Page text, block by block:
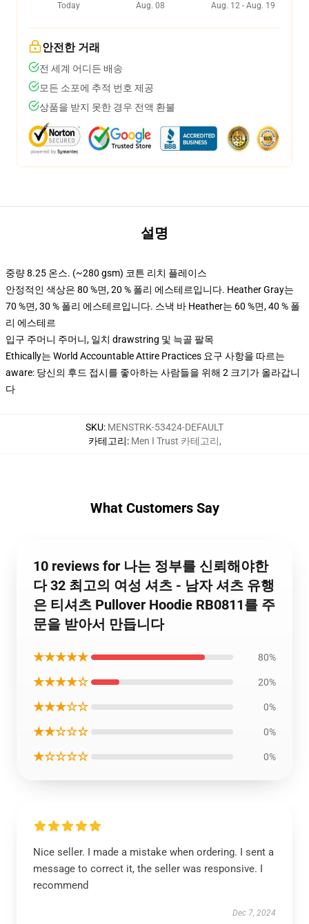
Today
Aug. 08
Aug. 12 - Aug. 19
안전한 거래
전 세계 어디든 배송
모든 소포에 추적 번호 제공
상품을 받지 못한 경우 전액 환불
설명
중량 8.25 온스. (~280 gsm) 코튼 리치 플레이스
안정적인 색상은 80 %면, 20 % 폴리 에스테르입니다. Heather Gray는
70 %면, 30 % 폴리 에스테르입니다. 스낵 바 Heather는 60 %면, 40 % 폴
리 에스테르
입구 주머니 주머니, 일치 drawstring 및 늑골 팔목
Ethically는 World Accountable Attire Practices 요구 사항을 따르는
aware: 당신의 후드 접시를 좋아하는 사람들을 위해 2 크기가 올라갑니
다
SKU: MENSTRK-53424-DEFAULT
카테고리: Men I Trust 카테고리,
What Customers Say
10 reviews for 나는 정부를 신뢰해야한
다 32 최고의 여성 셔츠 - 남자 셔츠 유행
은 티셔츠 Pullover Hoodie RB0811를 주
문을 받아서 만듭니다
★★★★★ 80%
★★★★☆ 20%
★★★☆☆ 0%
★★☆☆☆ 0%
★☆☆☆☆ 0%
Nice seller. I made a mistake when ordering. I sent a
message to correct it, the seller was responsive. I
recommend
Dec 7, 2024